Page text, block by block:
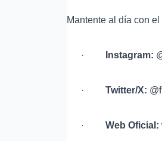
Mantente al día con
· Instagram:
· Twitter/X:
· Web Oficial: